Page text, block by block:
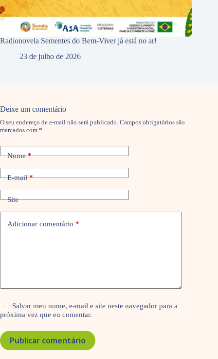
Radionovela Sementes do Bem-Viver já está no ar!
23 de julho de 2026
Deixe um comentário
O seu endereço de e-mail não será publicado. Campos obrigatórios são
marcados com *
Nome*
E-mail*
Site
Adicionar comentário *
Salvar meu nome, e-mail e site neste navegador para a
próxima vez que eu comentar.
Publicar comentário